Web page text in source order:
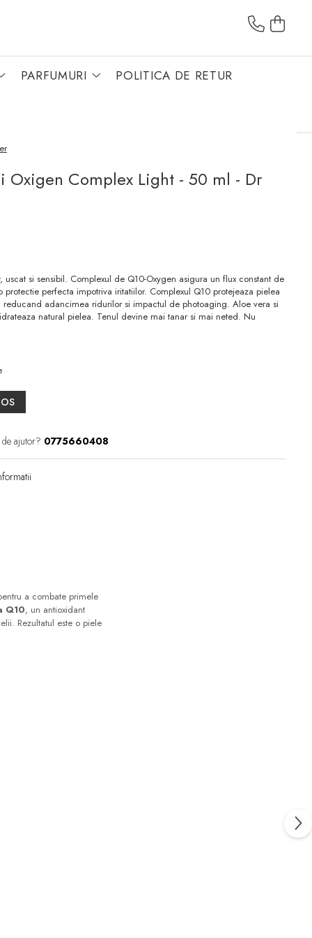
PARFUMURI POLITICA DE RETUR
Oxigen Complex Light - 50 ml - Dr
uscat si sensibil. Complexul de Q10-Oxygen asigura un flux constant de
perfecta impotriva iritatiilor. Complexul Q10 protejeaza pielea
adancimea ridurilor si impactul de photoaging. Aloe vera si
natural pielea. Tenul devine mai tanar si mai neted. Nu
ajutor? 0775660408
a combate primele
Q10, un antioxidant
Rezultatul este o piele